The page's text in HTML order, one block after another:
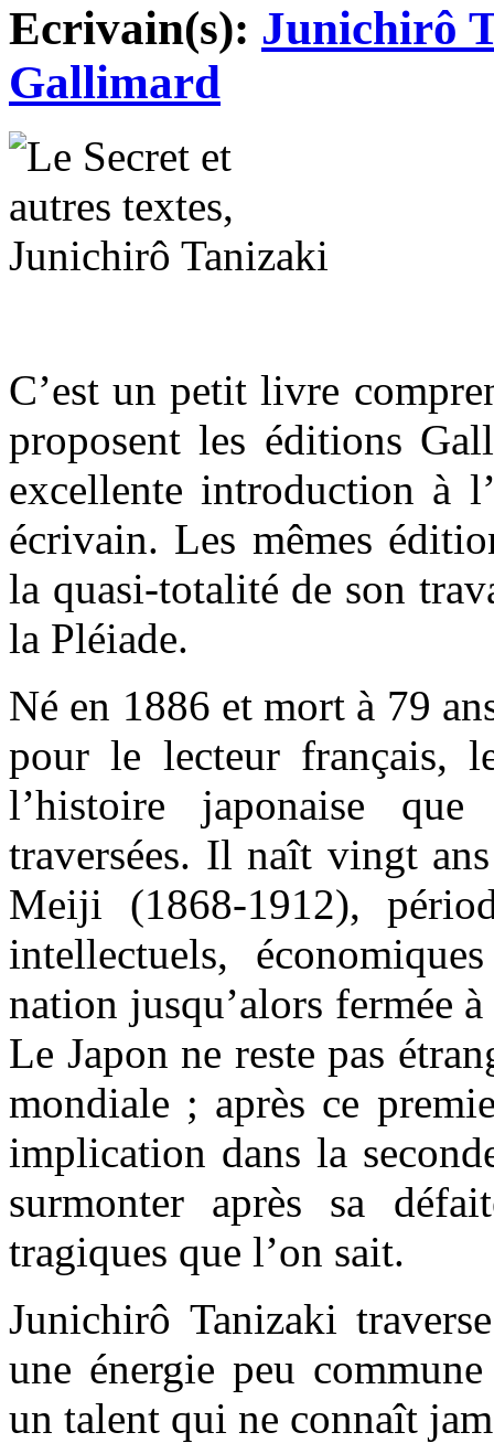
Ecrivain(s): Junichirô
Gallimard
C’est un petit livre
proposent les éditions
excellente introduction à
écrivain. Les mêmes
la quasi-totalité de son
la Pléiade.
Né en 1886 et mort à 79
pour le lecteur français,
l’histoire japonaise
traversées. Il naît vingt
Meiji (1868-1912),
intellectuels,
nation jusqu’alors fermée
Le Japon ne reste pas
mondiale ; après ce
implication dans la
surmonter après sa
tragiques que l’on sait.
Junichirô Tanizaki
une énergie peu
un talent qui ne connaît